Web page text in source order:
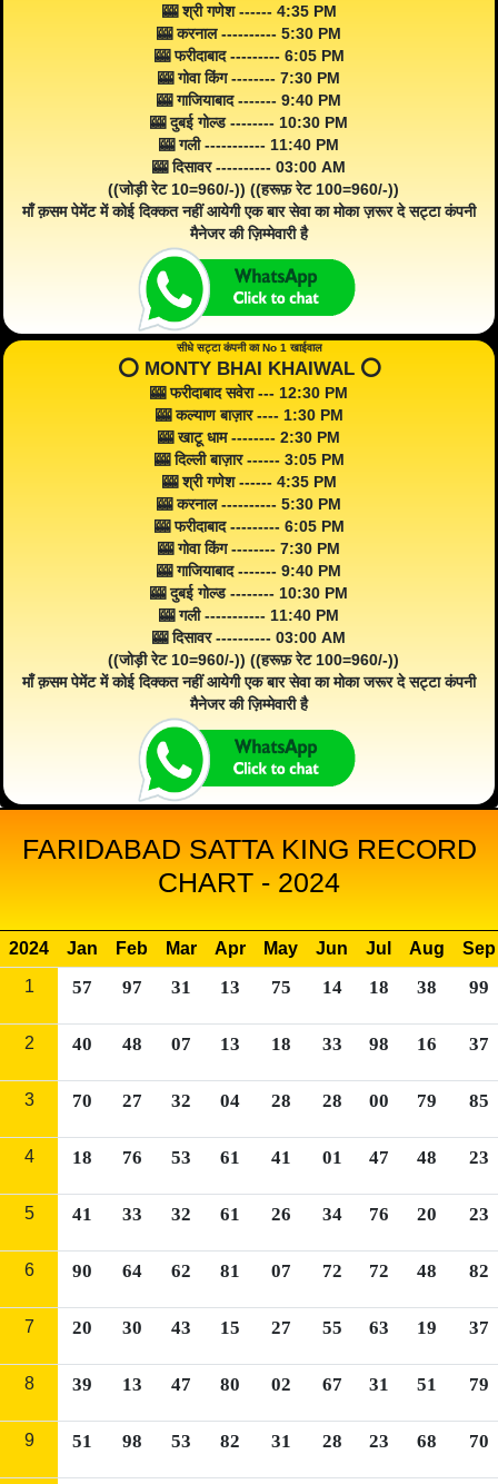
🎰 श्री गणेश ------ 4:35 PM
🎰 करनाल ---------- 5:30 PM
🎰 फरीदाबाद --------- 6:05 PM
🎰 गोवा किंग -------- 7:30 PM
🎰 गाजियाबाद ------- 9:40 PM
🎰 दुबई गोल्ड -------- 10:30 PM
🎰 गली ----------- 11:40 PM
🎰 दिसावर ---------- 03:00 AM
((जोड़ी रेट 10=960/-)) ((हरूफ़ रेट 100=960/-))
माँ क़सम पेमेंट में कोई दिक्कत नहीं आयेगी एक बार सेवा का मोका ज़रूर दे सट्टा कंपनी
मैनेजर की ज़िम्मेवारी है
सीधे सट्टा कंपनी का No 1 खाईवाल
⭕️ MONTY BHAI KHAIWAL ⭕️
🎰 फरीदाबाद सवेरा --- 12:30 PM
🎰 कल्याण बाज़ार ---- 1:30 PM
🎰 खाटू धाम -------- 2:30 PM
🎰 दिल्ली बाज़ार ------ 3:05 PM
🎰 श्री गणेश ------ 4:35 PM
🎰 करनाल ---------- 5:30 PM
🎰 फरीदाबाद --------- 6:05 PM
🎰 गोवा किंग -------- 7:30 PM
🎰 गाजियाबाद ------- 9:40 PM
🎰 दुबई गोल्ड -------- 10:30 PM
🎰 गली ----------- 11:40 PM
🎰 दिसावर ---------- 03:00 AM
((जोड़ी रेट 10=960/-)) ((हरूफ़ रेट 100=960/-))
माँ क़सम पेमेंट में कोई दिक्कत नहीं आयेगी एक बार सेवा का मोका जरूर दे सट्टा कंपनी
मैनेजर की ज़िम्मेवारी है
FARIDABAD SATTA KING RECORD
CHART - 2024
2024 Jan Feb Mar Apr May Jun Jul Aug
Sep
1
57 97 31 13 75 14 18 38 99
2 40 48 07 13 18 33 98 16 37
3 70 27 32 04 28 28 00 79 85
4 18 76 53 61 41 01 47 48 23
5 41 33 32 61 26 34 76 20 23
6 90 64 62 81 07 72 72 48 82
7 20 30 43 15 27 55 63 19 37
8 39 13 47 80 02 67 31 51 79
9 51 98 53 82 31 28 23 68 70